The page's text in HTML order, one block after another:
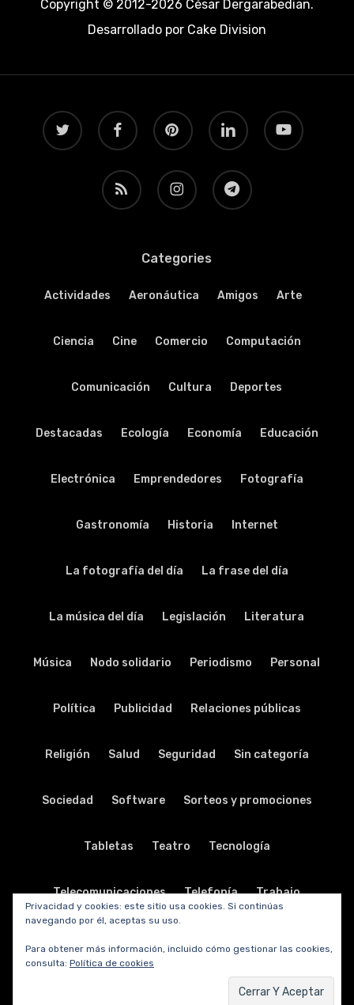
Copyright © 2012-2026 César Dergarabedian.
Desarrollado porCake Division
twitter facebook pinterest linkedin youtube
RSS instagram telegram
Categories
Actividades Aeronáutica Amigos Arte
Ciencia Cine Comercio Computación
Comunicación Cultura Deportes
Destacadas Ecología Economía Educación
Electrónica Emprendedores Fotografía
Gastronomía Historia Internet
La fotografía del día La frase del día
La música del día Legislación Literatura
Música Nodo solidario Periodismo Personal
Política Publicidad Relaciones públicas
Religión Salud Seguridad Sin categoría
Sociedad Software Sorteos y promociones
Tabletas Teatro Tecnología
Telecomunicaciones Telefonía Trabajo
Privacidad y cookies: este sitio usa cookies. Si continúas
navegando por él, aceptas su uso.
Para obtener más información, incluido cómo gestionar las cookies,
consulta: Política de cookies